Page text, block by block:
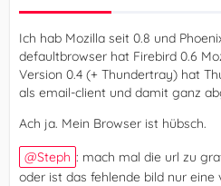
Ich hab Mozilla seit 0.8 und
defaultbrowser hat Firebird 0.6
Version 0.4 (+ Thundertray) hat
als email-client und damit ganz
Ach ja. Mein Browser ist hübsch.
Steph : mach mal die url zu
oder ist das fehlende bild nur eine